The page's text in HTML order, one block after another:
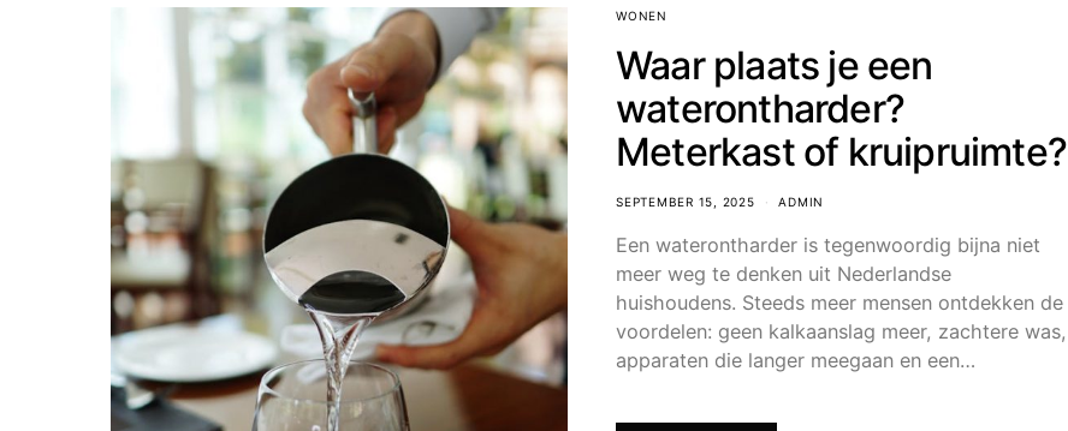
WONEN
Waar plaats je een
waterontharder?
Meterkast of kruipruimte?
SEPTEMBER 15, 2025 ADMIN
Een waterontharder is tegenwoordig bijna niet
meer weg te denken uit Nederlandse
huishoudens. Steeds meer mensen ontdekken de
voordelen: geen kalkaanslag meer, zachtere was,
apparaten die langer meegaan en een…